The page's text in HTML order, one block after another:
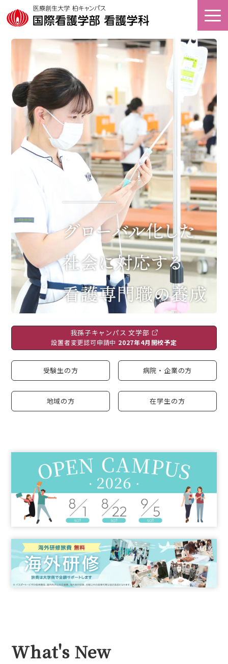
オープン
アクセス
資料請求
看護キャリア
教育研究センター
ホーム
大学案内
学部案内
キャンパスライフ
入試情報
我孫子キャンパス 文学部
設置者変更認可申請中 2027年4月開校予定
受験生の方 病院・企業の方
地域の方 在学生の方
What's New